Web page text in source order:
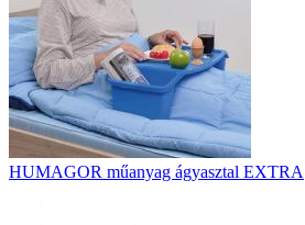
HUMAGOR műanyag ágyasztal EXTRA